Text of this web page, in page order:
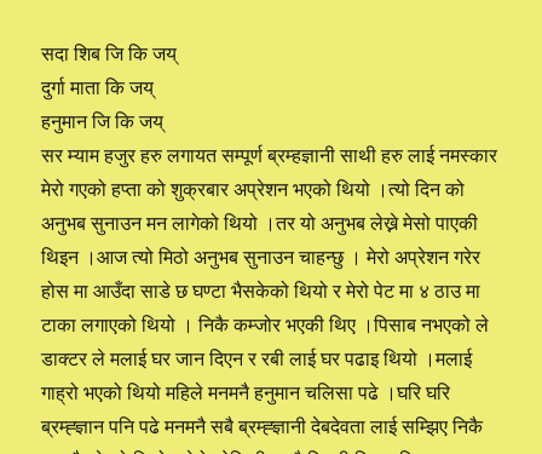
सदा शिब जि कि जय्
दुर्गा माता कि जय्
हनुमान जि कि जय्
सर म्याम हजुर हरु लगायत सम्पूर्ण ब्रम्हज्ञानी साथी हरु लाई नमस्कार
मेरो गएको हप्ता को शुक्रबार अप्रेशन भएको थियो ।त्यो दिन को
अनुभब सुनाउन मन लागेको थियो ।तर यो अनुभब लेख्ने मेसो पाएकी
थिइन ।आज त्यो मिठो अनुभब सुनाउन चाहन्छु । मेरो अप्रेशन गरेर
होस मा आउँदा साडे छ घण्टा भैसकेको थियो र मेरो पेट मा ४ ठाउ मा
टाका लगाएको थियो । निकै कम्जोर भएकी थिए ।पिसाब नभएको ले
डाक्टर ले मलाई घर जान दिएन र रबी लाई घर पढाइ थियो ।मलाई
गाह्रो भएको थियो महिले मनमनै हनुमान चलिसा पढे ।घरि घरि
ब्रम्ह्ज्ञान पनि पढे मनमनै सबै ब्रम्ह्ज्ञानी देबदेवता लाई सम्झिए निकै